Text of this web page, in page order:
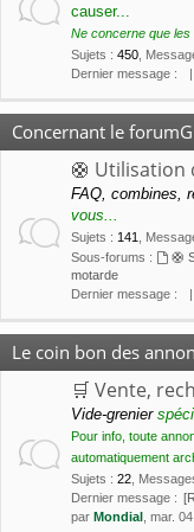
causer...
Ne concerne que
Sujets : 450
Dernier message :
Concernant le
🛟 Utilisation
FAQ, combines,
vous...
Sujets : 141
Sous-forums :
🛟
motarde
Dernier message :
Le coin bon des
🛒 Vente,
Vide-grenier
Pour info, toute
automatiquement
Sujets : 22
Dernier message :
par Mondial , mar.